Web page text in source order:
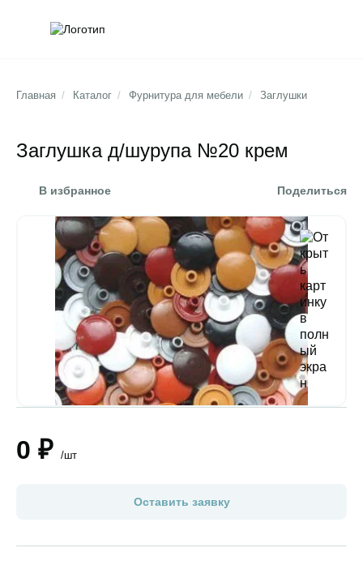
Главная / Каталог / Фурнитура для мебели / Заглушки
Заглушка д/шурупа №20 крем
В избранное Поделиться
0 ₽ /шт
Оставить заявку